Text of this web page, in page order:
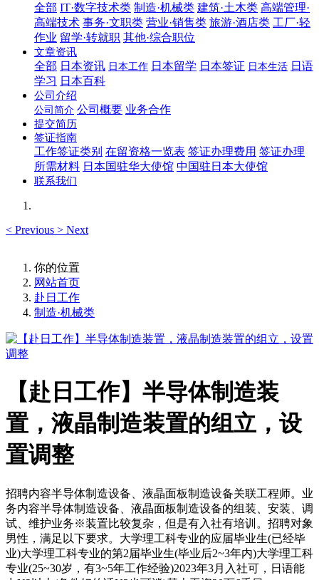
全部 IT·数字技术类 制造·机械类 建筑·土木类 高端管理·
高端技术 事务·文职类 营业·销售类 旅游·酒店类 工厂·轻
作业 留学·转就职 其他·综合职位
文章资讯
全部 日本资讯 日本工作 日本留学 日本签证 日本生活 日语
学习 日本百科
公司介绍
公司简介 公司概要 业务合作
提交简历
签证指南
工作签证类别 在留资格一览表 签证办理费用 签证办理
所需材料 日本国驻华大使馆 中国驻日本大使馆
联系我们
< Previous > Next
你的位置
网站首页
赴日工作
制造·机械类
【赴日工作】半导体制造装
置，液晶制造装置的组立，设
置调整
招聘内容半导体制造设备、液晶面板制造设备关联工程师。业
务内容半导体制造设备、液晶面板制造设备的组装、安装、调
试、维护业务※装置比较复杂，但是有入社有培训。招聘对象
男性，满足以下要求。大学理工科专业的应届毕业生(已经毕
业)大学理工科专业的第2届毕业生(毕业后2~3年内)大学理工科
专业(25~30岁，有3~5年工作经验)2023年3月入社可，日语能